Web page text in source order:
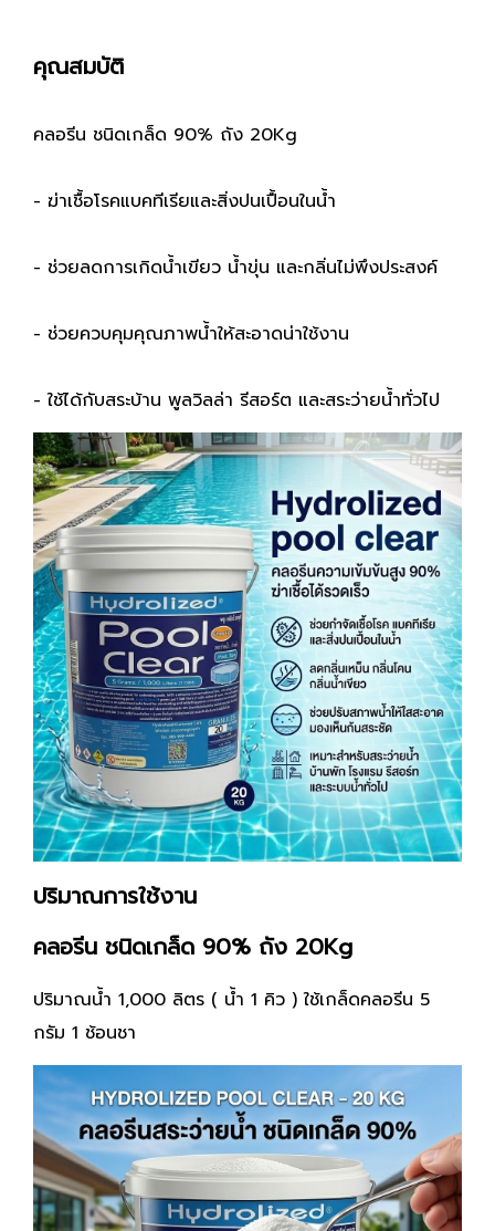
คุณสมบัติ
คลอรีน ชนิดเกล็ด 90% ถัง 20Kg
- ฆ่าเชื้อโรคแบคทีเรียและสิ่งปนเปื้อนในน้ำ
- ช่วยลดการเกิดน้ำเขียว น้ำขุ่น และกลิ่นไม่พึงประสงค์
- ช่วยควบคุมคุณภาพน้ำให้สะอาดน่าใช้งาน
- ใช้ได้กับสระบ้าน พูลวิลล่า รีสอร์ต และสระว่ายน้ำทั่วไป
ปริมาณการใช้งาน
คลอรีน ชนิดเกล็ด 90% ถัง 20Kg
ปริมาณน้ำ 1,000 ลิตร ( น้ำ 1 คิว ) ใช้เกล็ดคลอรีน 5
กรัม 1 ช้อนชา